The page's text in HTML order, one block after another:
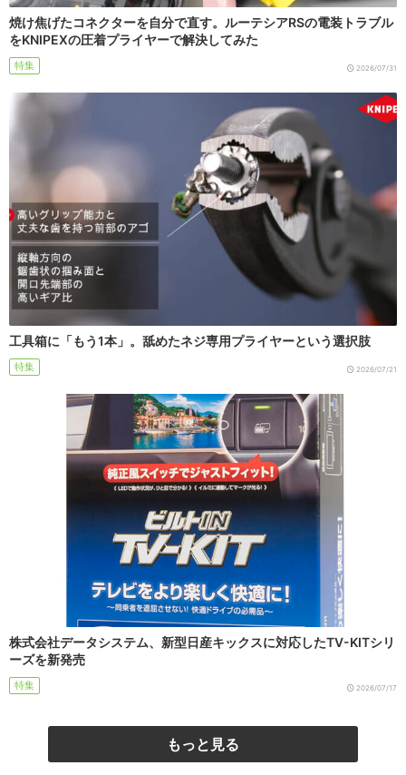
焼け焦げたコネクターを自分で直す。ルーテシアRSの電装トラブル
をKNIPEXの圧着プライヤーで解決してみた
特集 2026/07/31
工具箱に「もう1本」。舐めたネジ専用プライヤーという選択肢
特集 2026/07/21
株式会社データシステム、新型日産キックスに対応したTV-KITシリ
ーズを新発売
特集 2026/07/17
もっと見る